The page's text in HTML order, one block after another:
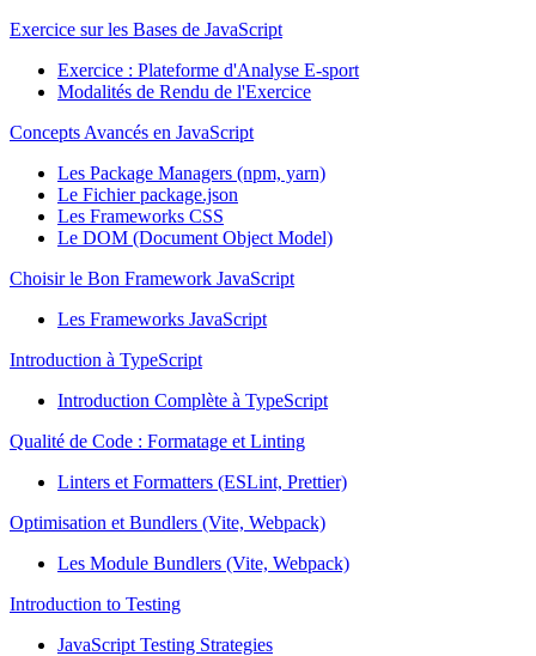
Exercice sur les Bases de JavaScript
Exercice : Plateforme d'Analyse E-sport
Modalités de Rendu de l'Exercice
Concepts Avancés en JavaScript
Les Package Managers (npm, yarn)
Le Fichier package.json
Les Frameworks CSS
Le DOM (Document Object Model)
Choisir le Bon Framework JavaScript
Les Frameworks JavaScript
Introduction à TypeScript
Introduction Complète à TypeScript
Qualité de Code : Formatage et Linting
Linters et Formatters (ESLint, Prettier)
Optimisation et Bundlers (Vite, Webpack)
Les Module Bundlers (Vite, Webpack)
Introduction to Testing
JavaScript Testing Strategies